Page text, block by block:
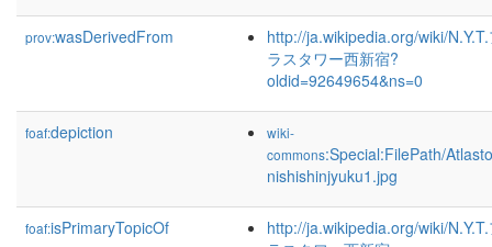
prov:wasDerivedFrom
http://ja.wikipedia.org/wiki/
ラスタワー西新宿?
oldid=92649654&ns=0
foaf:depiction
wiki-
commons:Special:FilePath/
nishishinjyuku1.jpg
foaf:isPrimaryTopicOf
http://ja.wikipedia.org/wiki/